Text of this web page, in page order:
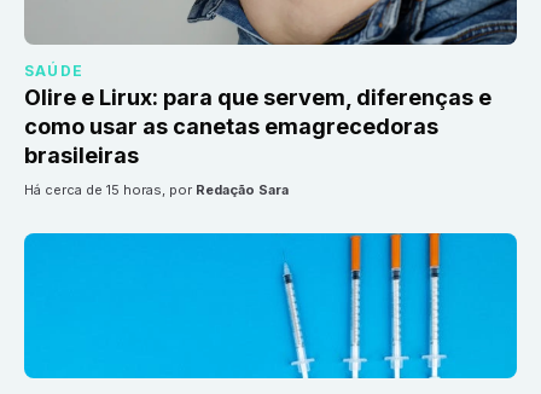
SAÚDE
Olire e Lirux: para que servem, diferenças e
como usar as canetas emagrecedoras
brasileiras
há cerca de 15 horas, por Redação Sara